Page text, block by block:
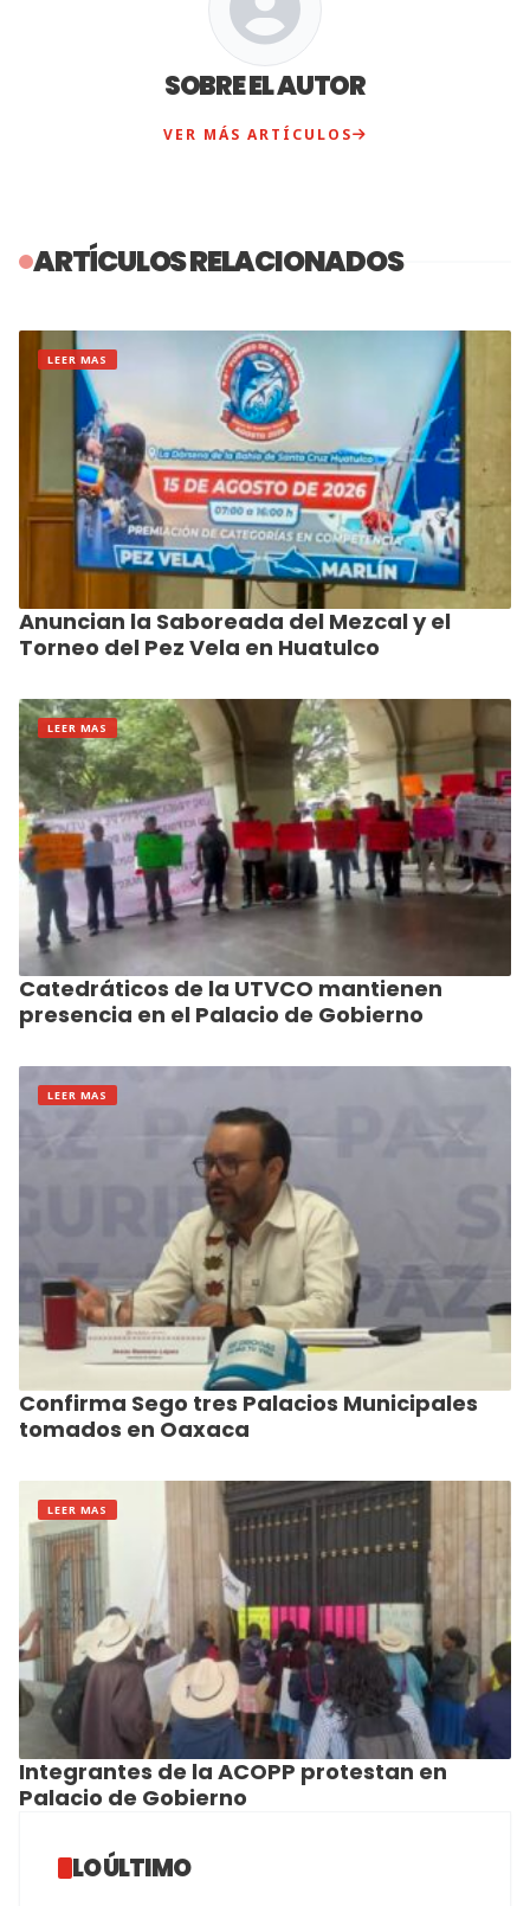
SOBRE EL AUTOR
VER MÁS ARTÍCULOS
ARTÍCULOS RELACIONADOS
LEER MAS
Anuncian la Saboreada del Mezcal y el
Torneo del Pez Vela en Huatulco
LEER MAS
Catedráticos de la UTVCO mantienen
presencia en el Palacio de Gobierno
LEER MAS
Confirma Sego tres Palacios Municipales
tomados en Oaxaca
LEER MAS
Integrantes de la ACOPP protestan en
Palacio de Gobierno
LO ÚLTIMO